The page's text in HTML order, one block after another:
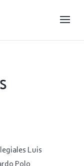
Luis
Polo